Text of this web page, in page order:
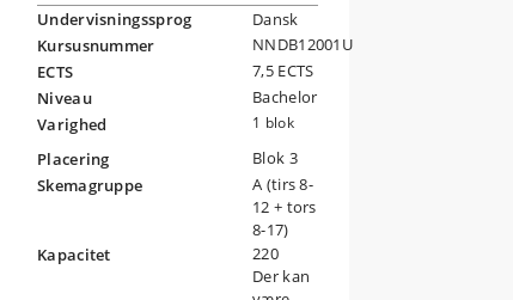
Undervisningssprog
Dansk
Kursusnummer
NNDB12001U
ECTS
7,5 ECTS
Niveau
Bachelor
Varighed
1 blok
Placering
Blok 3
Skemagruppe
A (tirs 8-
12 + tors
8-17)
Kapacitet
220
Der kan